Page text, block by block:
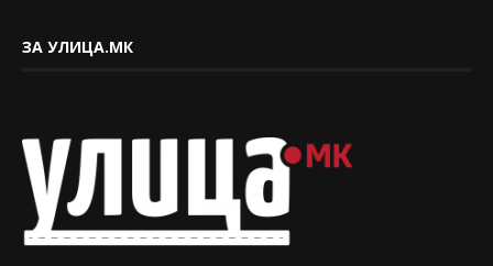
ЗА УЛИЦА.МК